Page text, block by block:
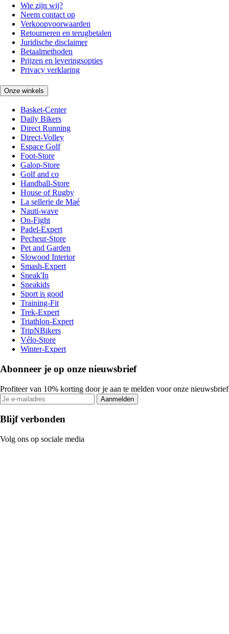
Wie zijn wij?
Neem contact op
Verkoopvoorwaarden
Retourneren en terugbetalen
Juridische disclaimer
Betaalmethoden
Prijzen en leveringsopties
Privacy verklaring
Onze winkels
Basket-Center
Daily Bikers
Direct Running
Direct-Volley
Espace Golf
Foot-Store
Galop-Store
Golf and co
Handball-Store
House of Rugby
La sellerie de Maé
Nauti-wave
On-Fight
Padel-Expert
Pecheur-Store
Pet and Garden
Slowood Interior
Smash-Expert
Sneak'In
Sneakids
Sport is good
Training-Fit
Trek-Expert
Triathlon-Expert
TripNBikers
Vélo-Store
Winter-Expert
Abonneer je op onze nieuwsbrief
Profiteer van 10% korting door je aan te melden voor onze nieuwsbrief
Aanmelden
Blijf verbonden
Volg ons op sociale media